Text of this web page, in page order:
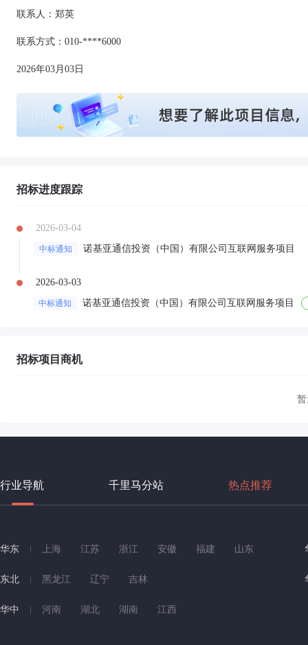
联系人：郑英
联系方式：010-****6000
2026年03月03日
招标进度跟踪
2026-03-04
中标通知 诺基亚通信投资（中国）有限公司互联网服务项目
2026-03-03
中标通知 诺基亚通信投资（中国）有限公司互联网服务项目
招标项目商机
行业导航 千里马分站 热点推荐
华东 上海 江苏 浙江 安徽 福建 山东
东北 黑龙江 辽宁 吉林
华中 河南 湖北 湖南 江西